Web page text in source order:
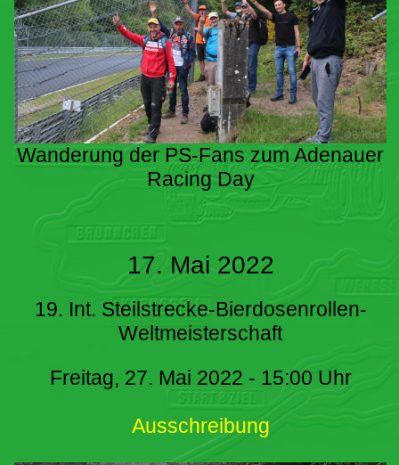
Wanderung der PS-Fans zum Adenauer
Racing Day
17. Mai 2022
19. Int. Steilstrecke-Bierdosenrollen-
Weltmeisterschaft
Freitag, 27. Mai 2022 - 15:00 Uhr
Ausschreibung